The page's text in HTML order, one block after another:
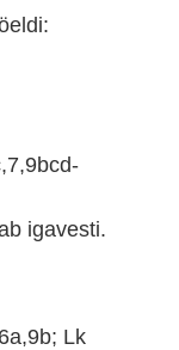
igavesti.
Lk